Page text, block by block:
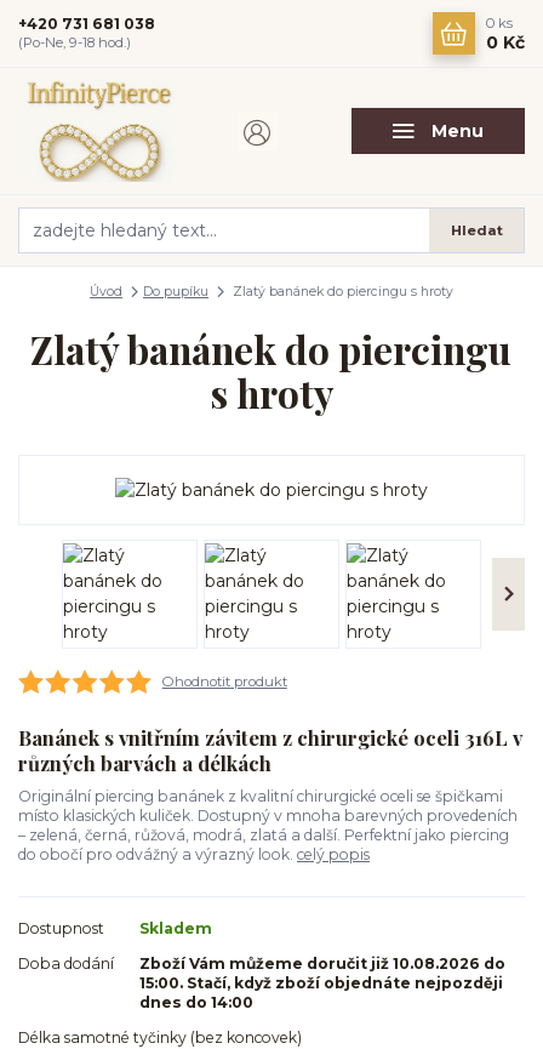
Menu
Hledat
+420 731 681 038
(Po-Ne, 9-18 hod.)
0 ks
0 Kč
Úvod Do pupíku Zlatý banánek do piercingu s hroty
Zlatý banánek do piercingu
s hroty
Ohodnotit produkt
Banánek s vnitřním závitem z chirurgické oceli 316L v
různých barvách a délkách
Originální piercing banánek z kvalitní chirurgické oceli se špičkami
místo klasických kuliček. Dostupný v mnoha barevných provedeních
– zelená, černá, růžová, modrá, zlatá a další. Perfektní jako piercing
do obočí pro odvážný a výrazný look. celý popis
Dostupnost
Skladem
Doba dodání
Zboží Vám můžeme doručit již 10.08.2026 do
15:00. Stačí, když zboží objednáte nejpozději
dnes do 14:00
Délka samotné tyčinky (bez koncovek)